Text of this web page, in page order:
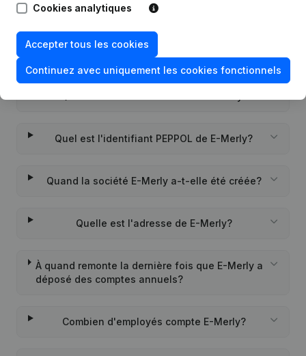
Questions fréquemment posées
Quel est l'identifiant PEPPOL de E-Merly?
Quand la société E-Merly a-t-elle été créée?
Quelle est l'adresse de E-Merly?
À quand remonte la dernière fois que E-Merly a
déposé des comptes annuels?
Combien d'employés compte E-Merly?
Cookies analytiques
Accepter tous les cookies
Continuez avec uniquement les cookies fonctionnels